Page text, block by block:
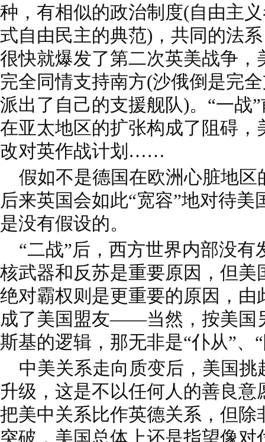
种，有相似的政治制度(自由主
式自由民主的典范)，共同的法
很快就爆发了第二次英美战争，
完全同情支持南方(沙俄倒是完
派出了自己的支援舰队)。“一战
在亚太地区的扩张构成了阻碍，
改对英作战计划……
假如不是德国在欧洲心脏地区
后来英国会如此“宽容”地对待
是没有假设的。
“二战”后，西方世界内部没有
核武器和反苏是重要原因，但美
绝对霸权则是更重要的原因，由
成了美国盟友——当然，按美国
斯基的逻辑，那无非是“仆从”、
中美关系走向质变后，美国挑
升级，这是不以任何人的善良
把美中关系比作英德关系，但除
突破，美国总体上还是指望像